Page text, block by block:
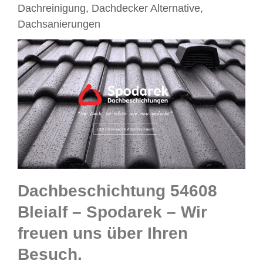
Dachreinigung, Dachdecker Alternative,
Dachsanierungen
Dachbeschichtung 54608
Bleialf – Spodarek – Wir
freuen uns über Ihren
Besuch.